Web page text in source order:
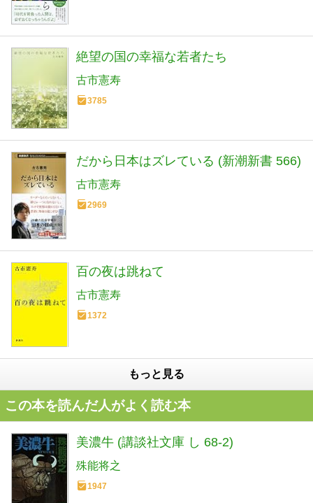
絶望の国の幸福な若者たち
古市憲寿
3785
だから日本はズレている (新潮新書 566)
古市憲寿
2969
百の夜は跳ねて
古市憲寿
1372
もっと見る
この本を読んだ人がよく読む本
美濃牛 (講談社文庫 し 68-2)
殊能将之
1947